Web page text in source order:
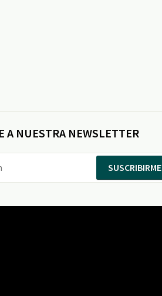
A NUESTRA NEWSLETTER
SUSCRIBIRME